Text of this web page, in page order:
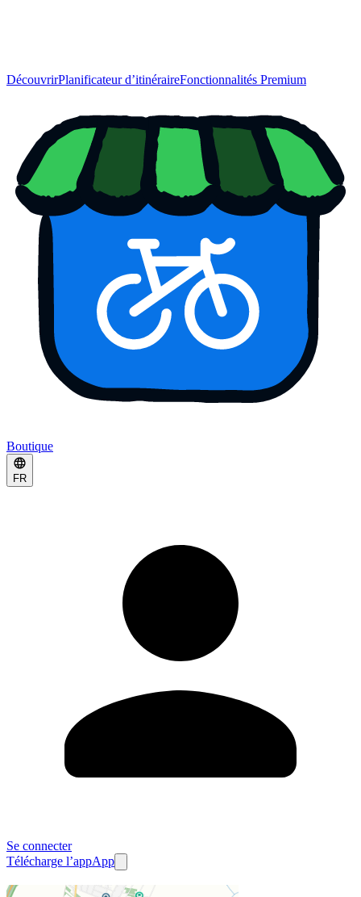
DécouvrirPlanificateur d’itinéraireFonctionnalités Premium
Boutique
FR
Se connecter
Télécharge l’appApp